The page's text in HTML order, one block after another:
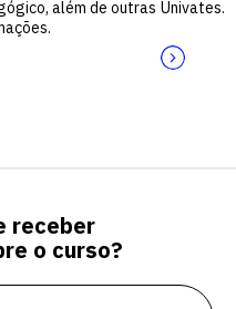
além de outras Univates.
receber
o curso?